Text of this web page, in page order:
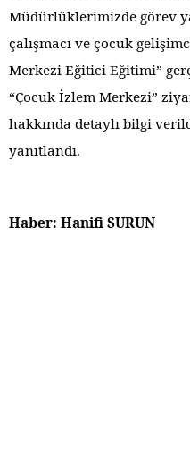
Müdürlüklerimizde görev
çalışmacı ve çocuk
Merkezi Eğitici Eğitimi”
“Çocuk İzlem Merkezi”
hakkında detaylı bilgi
yanıtlandı.
Haber: Hanifi SURUN